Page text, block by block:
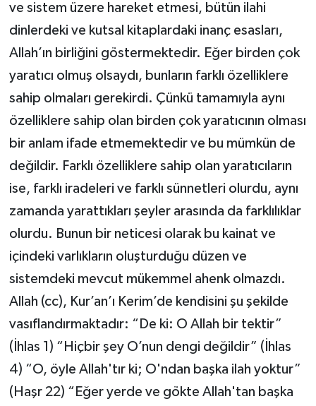
ve sistem üzere hareket etmesi, bütün ilahi
dinlerdeki ve kutsal kitaplardaki inanç esasları,
Allah’ın birliğini göstermektedir. Eğer birden çok
yaratıcı olmuş olsaydı, bunların farklı özelliklere
sahip olmaları gerekirdi. Çünkü tamamıyla aynı
özelliklere sahip olan birden çok yaratıcının olması
bir anlam ifade etmemektedir ve bu mümkün de
değildir. Farklı özelliklere sahip olan yaratıcıların
ise, farklı iradeleri ve farklı sünnetleri olurdu, aynı
zamanda yarattıkları şeyler arasında da farklılıklar
olurdu. Bunun bir neticesi olarak bu kainat ve
içindeki varlıkların oluşturduğu düzen ve
sistemdeki mevcut mükemmel ahenk olmazdı.
Allah (cc), Kur’an’ı Kerim’de kendisini şu şekilde
vasıflandırmaktadır: “De ki: O Allah bir tektir”
(İhlas 1) “Hiçbir şey O’nun dengi değildir” (İhlas
4) “O, öyle Allah'tır ki; O'ndan başka ilah yoktur”
(Haşr 22) “Eğer yerde ve gökte Allah'tan başka